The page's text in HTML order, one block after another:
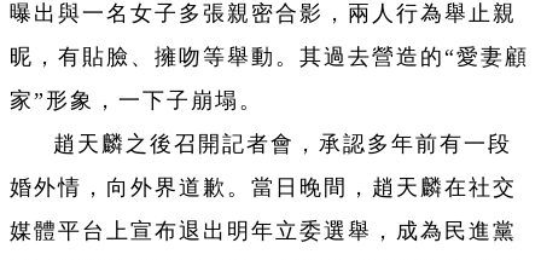
曝出與一名女子多張親密合影，兩人行為舉止親
昵，有貼臉、擁吻等舉動。其過去營造的“愛妻顧
家”形象，一下子崩塌。
趙天麟之後召開記者會，承認多年前有一段
婚外情，向外界道歉。當日晚間，趙天麟在社交
媒體平台上宣布退出明年立委選舉，成為民進黨